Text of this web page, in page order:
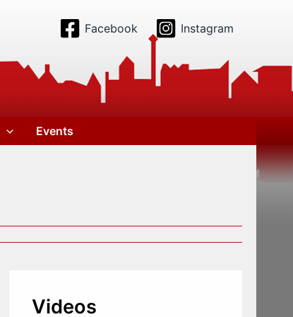
Facebook Instagram
Events
Videos